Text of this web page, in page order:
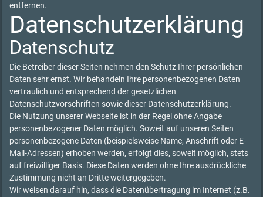
entfernen.
Datenschutzerklärung
Datenschutz
Die Betreiber dieser Seiten nehmen den Schutz Ihrer persönlichen
Daten sehr ernst. Wir behandeln Ihre personenbezogenen Daten
vertraulich und entsprechend der gesetzlichen
Datenschutzvorschriften sowie dieser Datenschutzerklärung.
Die Nutzung unserer Webseite ist in der Regel ohne Angabe
personenbezogener Daten möglich. Soweit auf unseren Seiten
personenbezogene Daten (beispielsweise Name, Anschrift oder E-
Mail-Adressen) erhoben werden, erfolgt dies, soweit möglich, stets
auf freiwilliger Basis. Diese Daten werden ohne Ihre ausdrückliche
Zustimmung nicht an Dritte weitergegeben.
Wir weisen darauf hin, dass die Datenübertragung im Internet (z.B.